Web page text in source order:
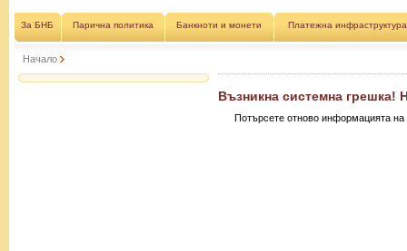
За БНБ Парична политика Банкноти и монети Платежна инфраструктура
Начало
Възникна системна грешка!
Потърсете отново информацията на